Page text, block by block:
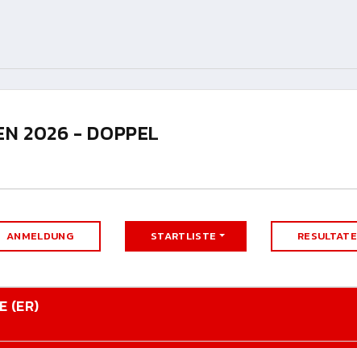
2026 - DOPPEL
ANMELDUNG STARTLISTE RESULTATE
(ER)